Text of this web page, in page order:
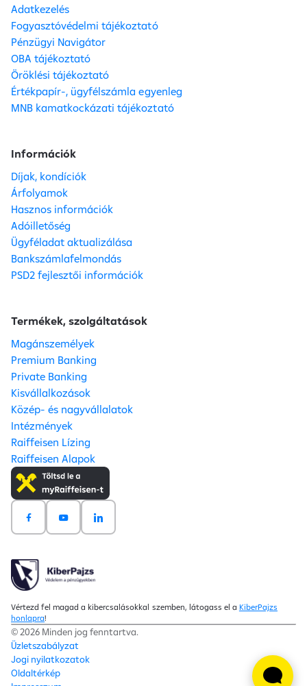
Adatkezelés
Fogyasztóvédelmi tájékoztató
Pénzügyi Navigátor
OBA tájékoztató
Öröklési tájékoztató
Értékpapír-, ügyfélszámla egyenleg
MNB kamatkockázati tájékoztató
Információk
Díjak, kondíciók
Árfolyamok
Hasznos információk
Adóilletőség
Ügyféladat aktualizálása
Bankszámlafelmondás
PSD2 fejlesztői információk
Termékek, szolgáltatások
Magánszemélyek
Premium Banking
Private Banking
Kisvállalkozások
Közép- és nagyvállalatok
Intézmények
Raiffeisen Lízing
Raiffeisen Alapok
Vértezd fel magad a kibercsalásokkal szemben, látogass el a KiberPajzs
honlapra!
© 2026 Minden jog fenntartva.
Üzletszabályzat
Jogi nyilatkozatok
Oldaltérkép